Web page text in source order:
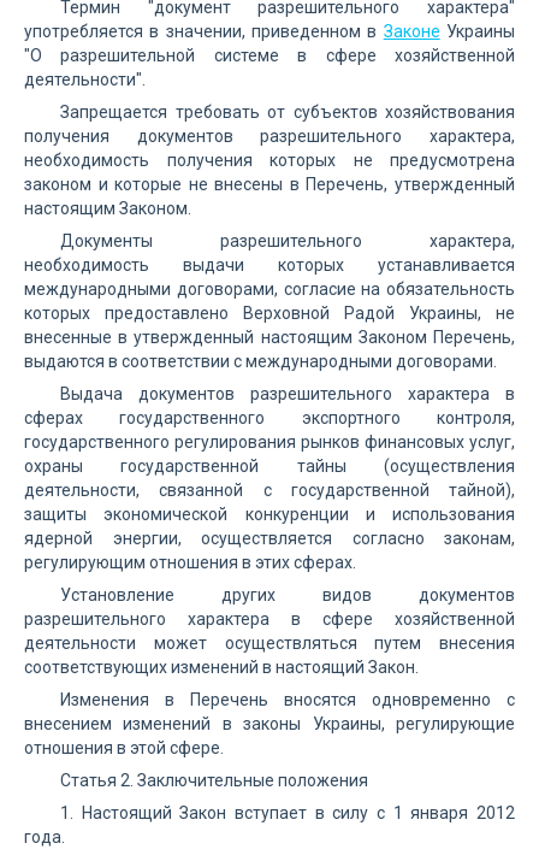
Термин "документ разрешительного характера"
употребляется в значении, приведенном в Законе Украины
"О разрешительной системе в сфере хозяйственной
деятельности".
Запрещается требовать от субъектов хозяйствования
получения документов разрешительного характера,
необходимость получения которых не предусмотрена
законом и которые не внесены в Перечень, утвержденный
настоящим Законом.
Документы разрешительного характера,
необходимость выдачи которых устанавливается
международными договорами, согласие на обязательность
которых предоставлено Верховной Радой Украины, не
внесенные в утвержденный настоящим Законом Перечень,
выдаются в соответствии с международными договорами.
Выдача документов разрешительного характера в
сферах государственного экспортного контроля,
государственного регулирования рынков финансовых услуг,
охраны государственной тайны (осуществления
деятельности, связанной с государственной тайной),
защиты экономической конкуренции и использования
ядерной энергии, осуществляется согласно законам,
регулирующим отношения в этих сферах.
Установление других видов документов
разрешительного характера в сфере хозяйственной
деятельности может осуществляться путем внесения
соответствующих изменений в настоящий Закон.
Изменения в Перечень вносятся одновременно с
внесением изменений в законы Украины, регулирующие
отношения в этой сфере.
Статья 2. Заключительные положения
1. Настоящий Закон вступает в силу с 1 января 2012
года.